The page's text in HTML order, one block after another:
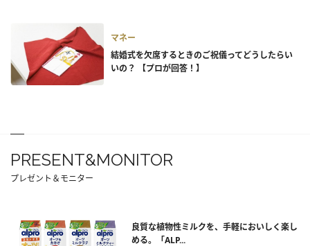
マネー
結婚式を欠席するときのご祝儀ってどうしたらい
いの？ 【プロが回答！】
PRESENT&MONITOR
プレゼント＆モニター
良質な植物性ミルクを、手軽においしく楽し
める。「ALP...